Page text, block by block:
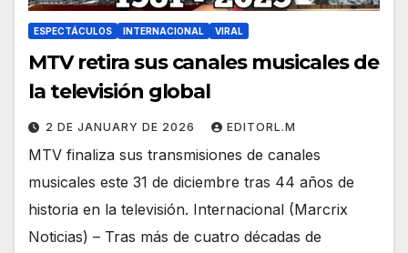
ESPECTÁCULOS INTERNACIONAL VIRAL
MTV retira sus canales musicales de
la televisión global
2 DE JANUARY DE 2026 EDITORL.M
MTV finaliza sus transmisiones de canales
musicales este 31 de diciembre tras 44 años de
historia en la televisión. Internacional (Marcrix
Noticias) – Tras más de cuatro décadas de